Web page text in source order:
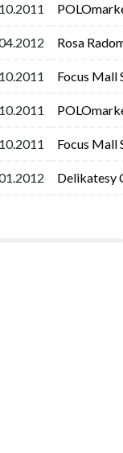
Rosa
Focus Mall
Focus Mall
Delikatesy
Rosa
Focus Mall
Focus Mall
Delikatesy